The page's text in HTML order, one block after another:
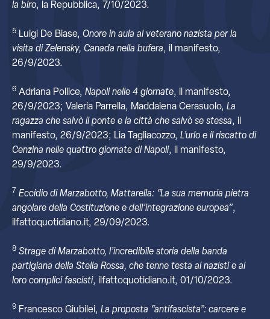
la biro, la Repubblica, 7/10/2023.
5 Luigi De Biase, Onore in aula al veterano nazista per la
visita di Zelensky, Canada nella bufera, il manifesto,
26/9/2023.
6 Adriana Pollice, Napoli nelle 4 giornate, il manifesto,
26/9/2023; Valeria Parrella, Maddalena Cerasuolo, La
ragazza che salvò il ponte e la città che salvò se stessa, il
manifesto, 26/9/2023; Lia Tagliacozzo, L’urlo e il riscatto di
Cenzina nelle quattro giornate di Napoli, il manifesto,
29/9/2023.
7 Eccidio di Marzabotto, Mattarella: “La sua memoria pietra
angolare della Costituzione e dell’integrazione europea”,
ilfattoquotidiano.it, 29/09/2023.
8 Strage di Marzabotto, l’incredibile storia della banda
partigiana della Stella Rossa, che tenne testa ai nazisti e ai
loro complici fascisti, ilfattoquotidiano.it, 01/10/2023.
9 Francesco Giubilei, La proposta “antifascista”: carcere e